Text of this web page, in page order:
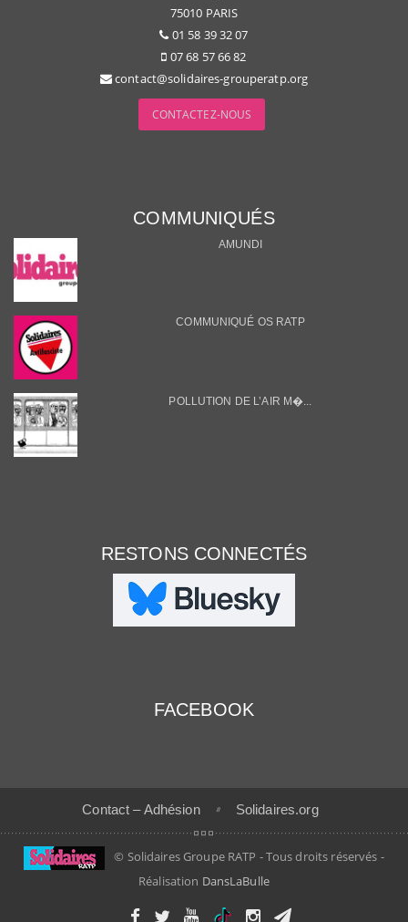
75010 PARIS
01 58 39 32 07
07 68 57 66 82
contact@solidaires-grouperatp.org
CONTACTEZ-NOUS
COMMUNIQUÉS
AMUNDI
COMMUNIQUÉ OS RATP
POLLUTION DE L’AIR M�...
RESTONS CONNECTÉS
FACEBOOK
Contact – Adhésion Solidaires.org
© Solidaires Groupe RATP - Tous droits réservés -
Réalisation DansLaBulle